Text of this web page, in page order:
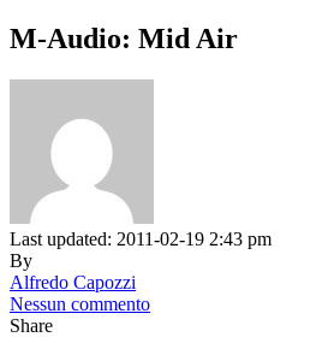
M-Audio: Mid Air
Last updated: 2011-02-19 2:43 pm
By
Alfredo Capozzi
Nessun commento
Share